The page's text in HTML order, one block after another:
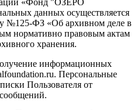
данных осуществляется
№125-ФЗ «Об архивном деле в
нормативно правовым актам
хранения.
информационных
Персональные
Пользователя от